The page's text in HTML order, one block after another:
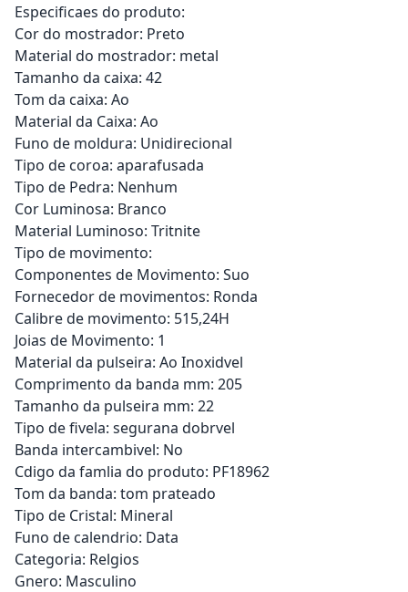
Especificaes do produto:
Cor do mostrador: Preto
Material do mostrador: metal
Tamanho da caixa: 42
Tom da caixa: Ao
Material da Caixa: Ao
Funo de moldura: Unidirecional
Tipo de coroa: aparafusada
Tipo de Pedra: Nenhum
Cor Luminosa: Branco
Material Luminoso: Tritnite
Tipo de movimento:
Componentes de Movimento: Suo
Fornecedor de movimentos: Ronda
Calibre de movimento: 515,24H
Joias de Movimento: 1
Material da pulseira: Ao Inoxidvel
Comprimento da banda mm: 205
Tamanho da pulseira mm: 22
Tipo de fivela: segurana dobrvel
Banda intercambivel: No
Cdigo da famlia do produto: PF18962
Tom da banda: tom prateado
Tipo de Cristal: Mineral
Funo de calendrio: Data
Categoria: Relgios
Gnero: Masculino